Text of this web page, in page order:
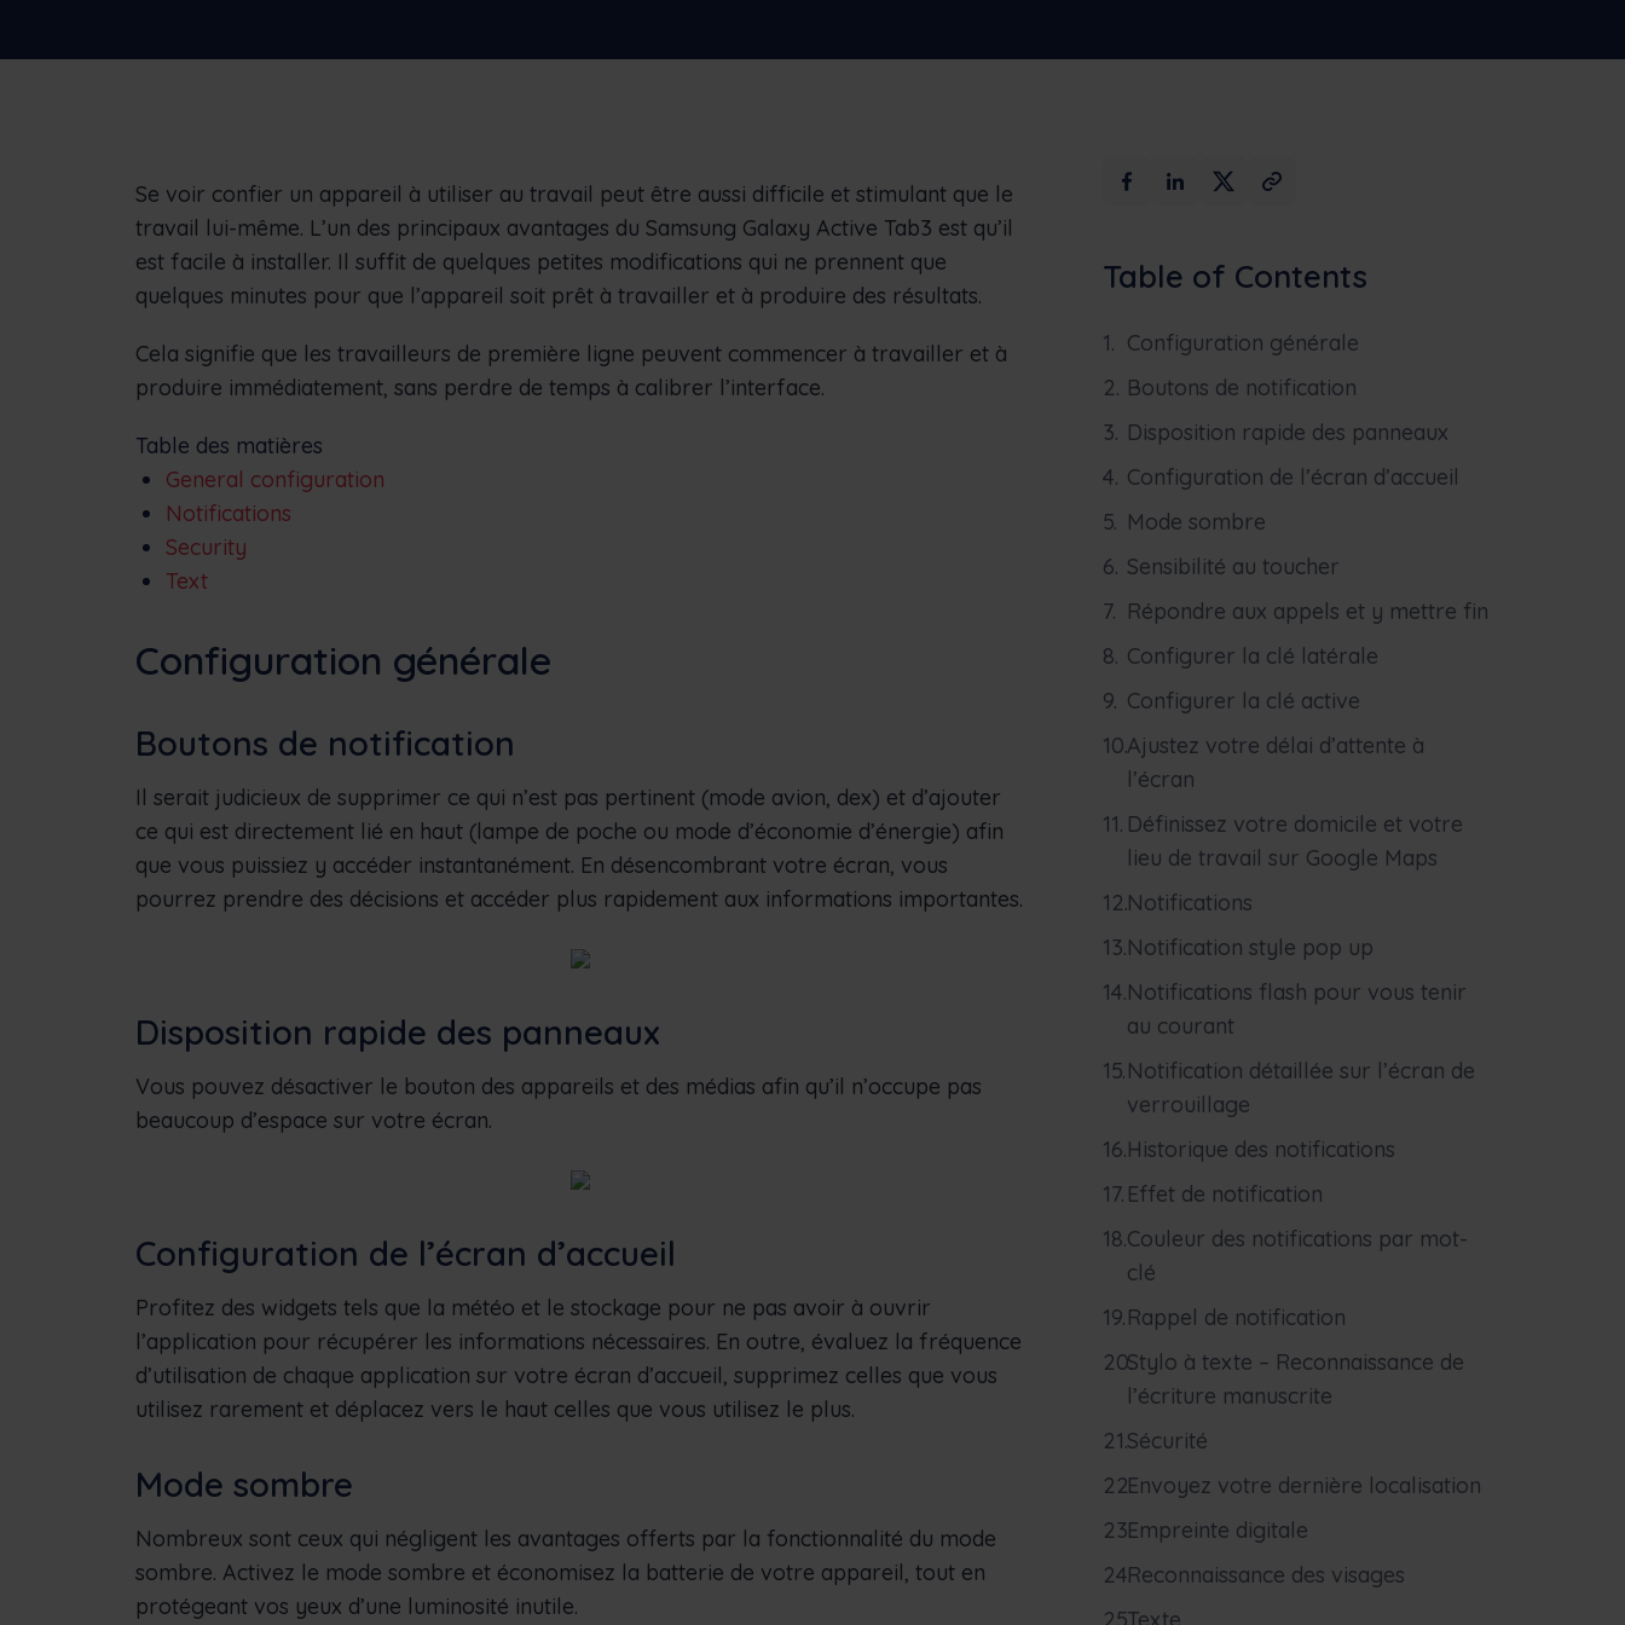
AI
démonstration
Voir comment Frontu a aidé d'autres
Se voir confier un appareil à utiliser au travail peut être aussi difficile et stimulant que le
travail lui-même. L’un des principaux avantages du Samsung Galaxy Active Tab3 est qu’il
est facile à installer. Il suffit de quelques petites modifications qui ne prennent que
quelques minutes pour que l’appareil soit prêt à travailler et à produire des résultats.
Cela signifie que les travailleurs de première ligne peuvent commencer à travailler et à
produire immédiatement, sans perdre de temps à calibrer l’interface.
Table des matières
General configuration
Notifications
Security
Text
Configuration générale
Boutons de notification
Il serait judicieux de supprimer ce qui n’est pas pertinent (mode avion, dex) et d’ajouter
ce qui est directement lié en haut (lampe de poche ou mode d’économie d’énergie) afin
que vous puissiez y accéder instantanément. En désencombrant votre écran, vous
pourrez prendre des décisions et accéder plus rapidement aux informations importantes.
Disposition rapide des panneaux
Vous pouvez désactiver le bouton des appareils et des médias afin qu’il n’occupe pas
beaucoup d’espace sur votre écran.
Configuration de l’écran d’accueil
Profitez des widgets tels que la météo et le stockage pour ne pas avoir à ouvrir
l’application pour récupérer les informations nécessaires. En outre, évaluez la fréquence
d’utilisation de chaque application sur votre écran d’accueil, supprimez celles que vous
utilisez rarement et déplacez vers le haut celles que vous utilisez le plus.
Mode sombre
Nombreux sont ceux qui négligent les avantages offerts par la fonctionnalité du mode
sombre. Activez le mode sombre et économisez la batterie de votre appareil, tout en
protégeant vos yeux d’une luminosité inutile.
Table of Contents
Configuration générale
Boutons de notification
Disposition rapide des panneaux
Configuration de l’écran d’accueil
Mode sombre
Sensibilité au toucher
Répondre aux appels et y mettre fin
Configurer la clé latérale
Configurer la clé active
Ajustez votre délai d’attente à
l’écran
Définissez votre domicile et votre
lieu de travail sur Google Maps
Notifications
Notification style pop up
Notifications flash pour vous tenir
au courant
Notification détaillée sur l’écran de
verrouillage
Historique des notifications
Effet de notification
Couleur des notifications par mot-
clé
Rappel de notification
Stylo à texte – Reconnaissance de
l’écriture manuscrite
Sécurité
Envoyez votre dernière localisation
Empreinte digitale
Reconnaissance des visages